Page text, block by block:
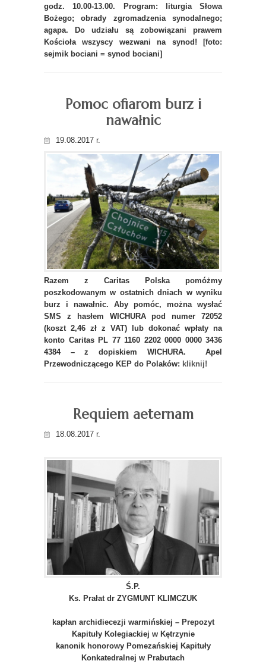
godz. 10.00-13.00. Program: liturgia Słowa
Bożego; obrady zgromadzenia synodalnego;
agapa. Do udziału są zobowiązani prawem
Kościoła wszyscy wezwani na synod! [foto:
sejmik bociani = synod bociani]
Pomoc ofiarom burz i
nawałnic
19.08.2017 r.
Razem z Caritas Polska pomóżmy
poszkodowanym w ostatnich dniach w wyniku
burz i nawałnic. Aby pomóc, można wysłać
SMS z hasłem WICHURA pod numer 72052
(koszt 2,46 zł z VAT) lub dokonać wpłaty na
konto Caritas PL 77 1160 2202 0000 0000 3436
4384 – z dopiskiem WICHURA. Apel
Przewodniczącego KEP do Polaków: kliknij!
Requiem aeternam
18.08.2017 r.
Ś.P.
Ks. Prałat dr ZYGMUNT KLIMCZUK
kapłan archidiecezji warmińskiej – Prepozyt
Kapituły Kolegiackiej w Kętrzynie
kanonik honorowy Pomezańskiej Kapituły
Konkatedralnej w Prabutach